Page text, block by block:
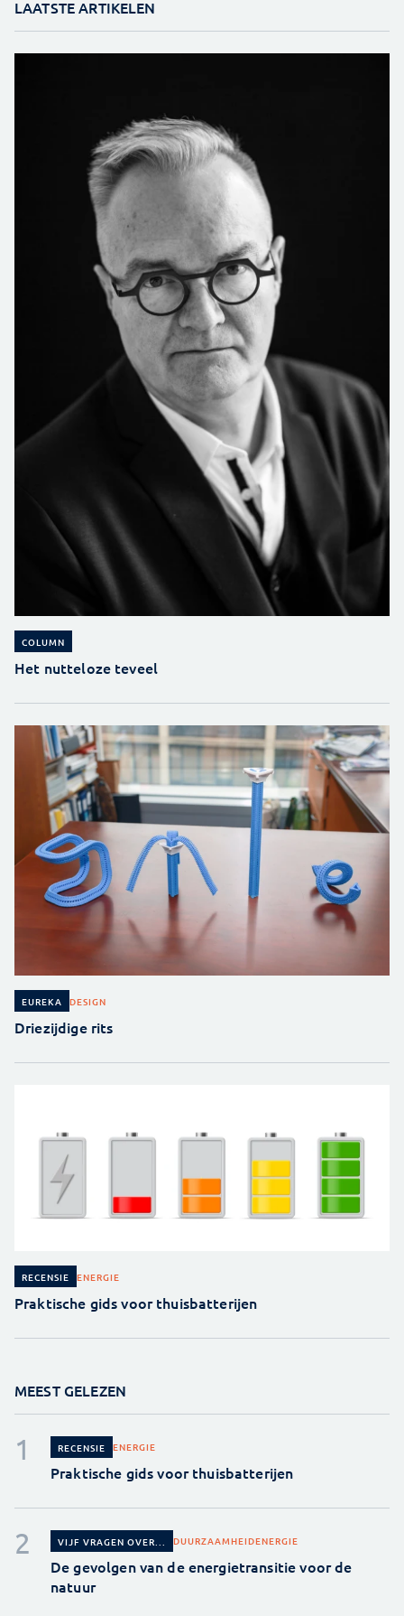
LAATSTE ARTIKELEN
COLUMN
Het nutteloze teveel
EUREKA DESIGN
Driezijdige rits
RECENSIE ENERGIE
Praktische gids voor thuisbatterijen
MEEST GELEZEN
RECENSIE ENERGIE
Praktische gids voor thuisbatterijen
VIJF VRAGEN OVER... DUURZAAMHEIDENERGIE
De gevolgen van de energietransitie voor de
natuur